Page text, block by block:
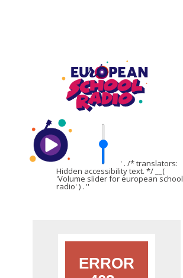
' . /* translators:
Hidden accessibility text. */ __(
'Volume slider for european school
radio' ) . ''